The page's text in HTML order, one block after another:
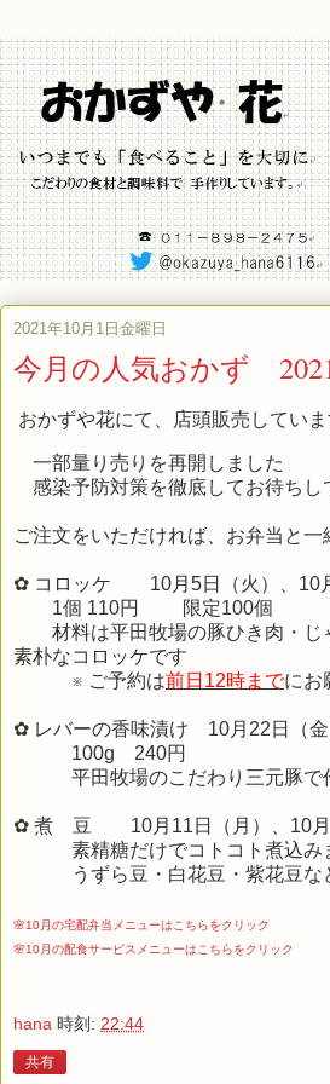
2021年10月1日金曜日
今月の人気おかず
おかずや花にて、店頭販売していま
一部量り売りを再開しました
感染予防対策を徹底してお待ちし
ご注文をいただければ、お弁当と一
✿ コロッケ 10月5日（火）、10月
1個 110円 限定100個
材料は平田牧場の豚ひき肉・じ
素朴なコロッケです
※ ご予約は前日12時までにお
✿ レバーの香味漬け 10月22日（金
100g 240円
平田牧場のこだわり三元豚で
✿ 煮 豆 10月11日（月）、10月
素精糖だけでコトコト煮込み
うずら豆・白花豆・紫花豆な
🌸10月の宅配弁当メニューはこちらをクリック
🌸10月の配食サービスメニューはこちらをクリック
hana 時刻: 22:44
共有